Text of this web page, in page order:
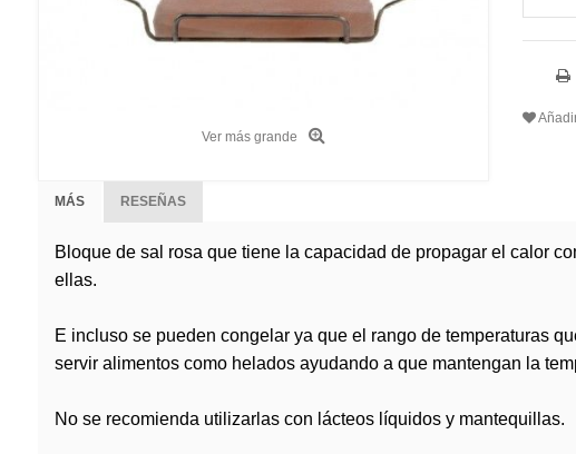
Ver más grande
MÁS RESEÑAS
Bloque de sal rosa que tiene la capacidad de propagar el calor
ellas.
E incluso se pueden congelar ya que el rango de temperaturas
servir alimentos como helados ayudando a que mantengan la
No se recomienda utilizarlas con lácteos líquidos y mantequillas.